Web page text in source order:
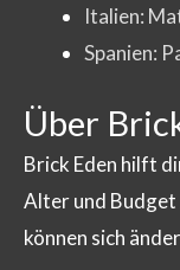
Italien:
Spanien:
Über
Brick Eden hilft
Alter und Budget
können sich